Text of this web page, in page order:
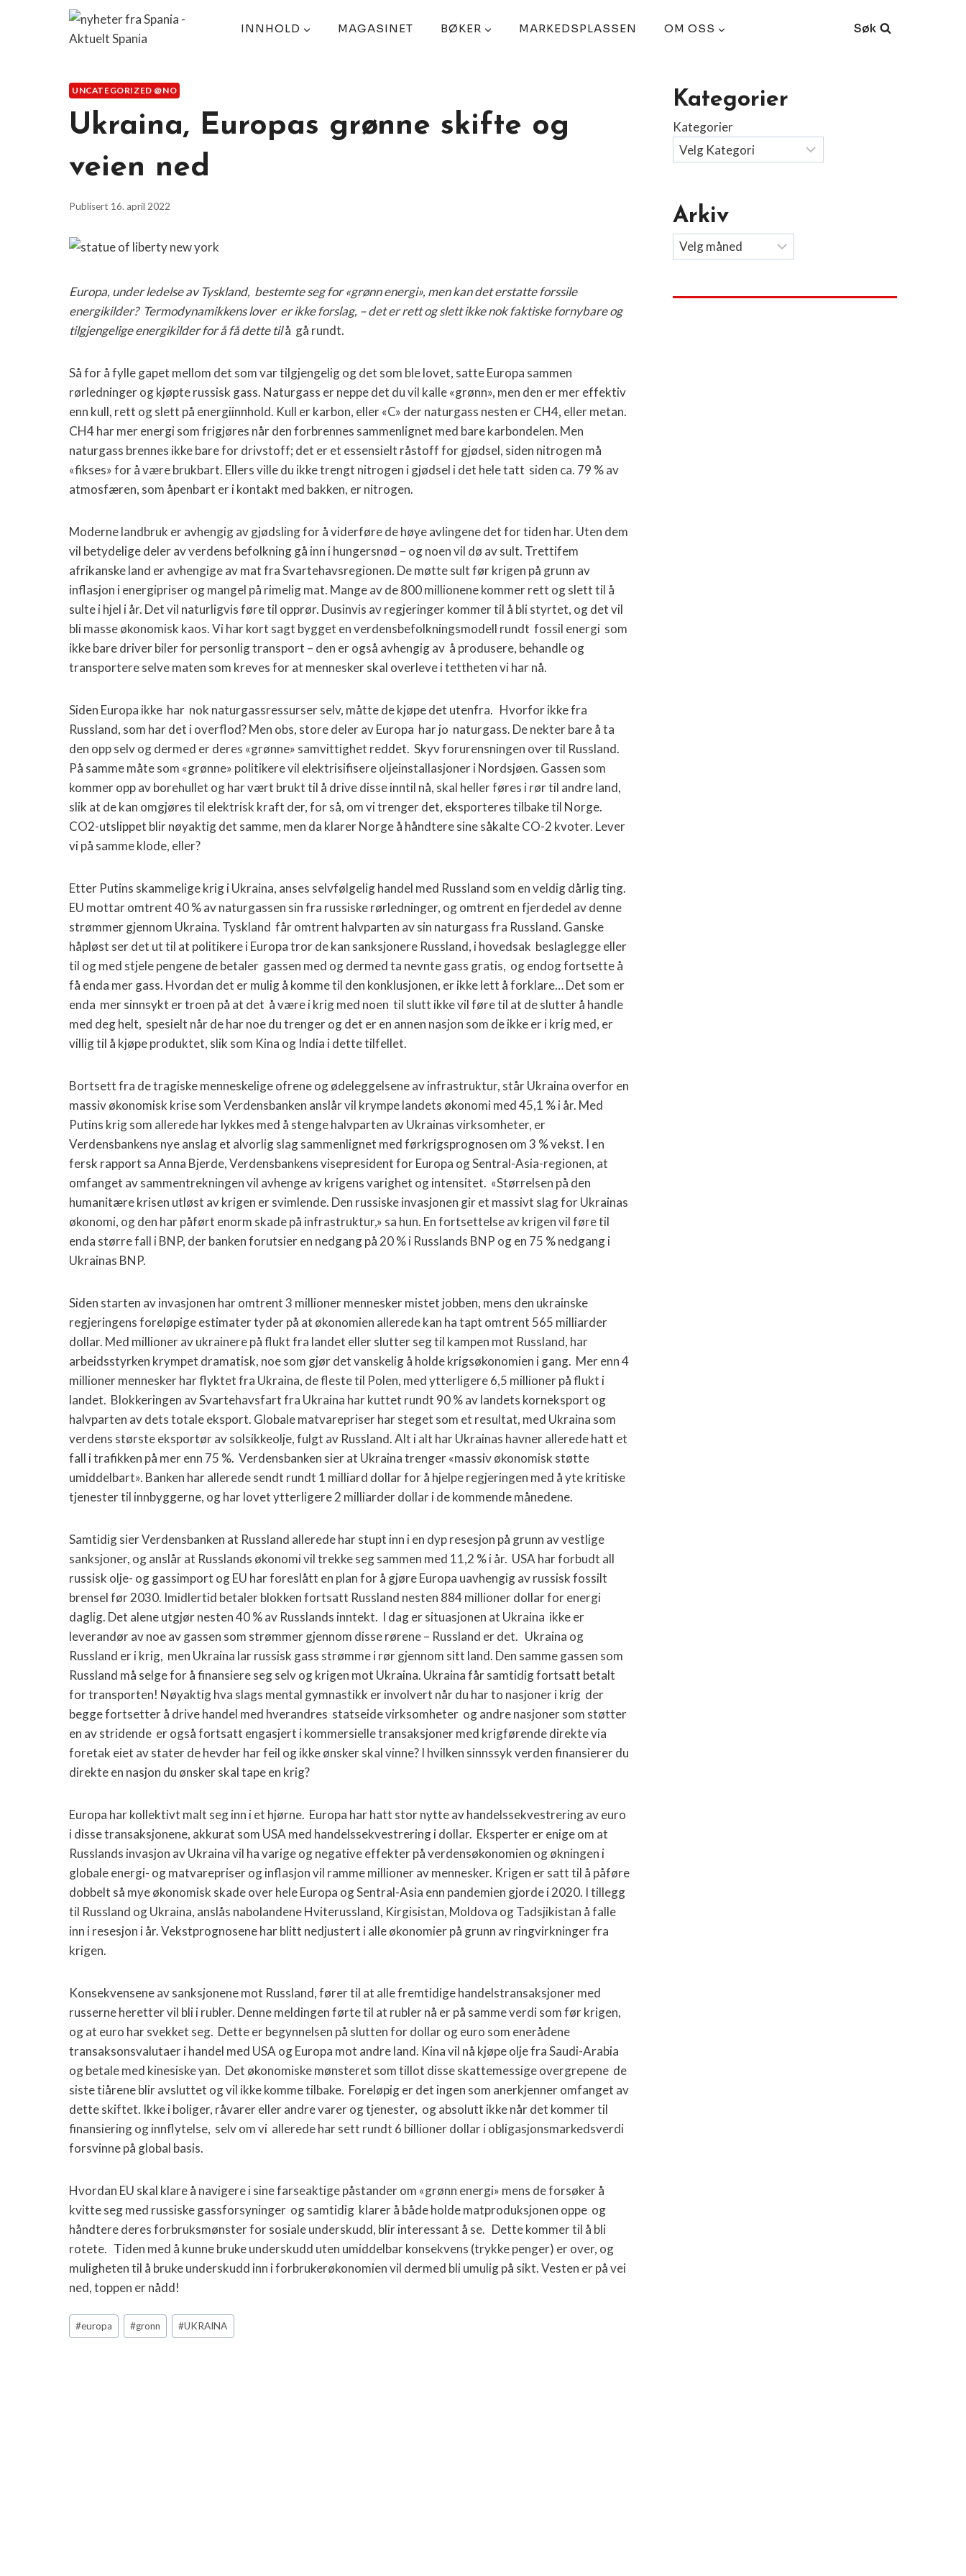
INNHOLD MAGASINET BØKER MARKEDSPLASSEN OM OSS Søk
UNCATEGORIZED @NO
Ukraina, Europas grønne skifte og
veien ned
Publisert 16. april 2022
Europa, under ledelse av Tyskland, bestemte seg for «grønn energi», men kan det erstatte forssile
energikilder? Termodynamikkens lover er ikke forslag, – det er rett og slett ikke nok faktiske fornybare og
tilgjengelige energikilder for å få dette tilå gå rundt.
Så for å fylle gapet mellom det som var tilgjengelig og det som ble lovet, satte Europa sammen
rørledninger og kjøpte russisk gass. Naturgass er neppe det du vil kalle «grønn», men den er mer effektiv
enn kull, rett og slett på energiinnhold. Kull er karbon, eller «C» der naturgass nesten er CH4, eller metan.
CH4 har mer energi som frigjøres når den forbrennes sammenlignet med bare karbondelen. Men
naturgass brennes ikke bare for drivstoff; det er et essensielt råstoff for gjødsel, siden nitrogen må
«fikses» for å være brukbart. Ellers ville du ikke trengt nitrogen i gjødsel i det hele tatt siden ca. 79 % av
atmosfæren, som åpenbart er i kontakt med bakken, er nitrogen.
Moderne landbruk er avhengig av gjødsling for å viderføre de høye avlingene det for tiden har. Uten dem
vil betydelige deler av verdens befolkning gå inn i hungersnød – og noen vil dø av sult. Trettifem
afrikanske land er avhengige av mat fra Svartehavsregionen. De møtte sult før krigen på grunn av
inflasjon i energipriser og mangel på rimelig mat. Mange av de 800 millionene kommer rett og slett til å
sulte i hjel i år. Det vil naturligvis føre til opprør. Dusinvis av regjeringer kommer til å bli styrtet, og det vil
bli masse økonomisk kaos. Vi har kort sagt bygget en verdensbefolkningsmodell rundt fossil energi som
ikke bare driver biler for personlig transport – den er også avhengig av å produsere, behandle og
transportere selve maten som kreves for at mennesker skal overleve i tettheten vi har nå.
Siden Europa ikke har nok naturgassressurser selv, måtte de kjøpe det utenfra. Hvorfor ikke fra
Russland, som har det i overflod? Men obs, store deler av Europa har jo naturgass. De nekter bare å ta
den opp selv og dermed er deres «grønne» samvittighet reddet. Skyv forurensningen over til Russland.
På samme måte som «grønne» politikere vil elektrisifisere oljeinstallasjoner i Nordsjøen. Gassen som
kommer opp av borehullet og har vært brukt til å drive disse inntil nå, skal heller føres i rør til andre land,
slik at de kan omgjøres til elektrisk kraft der, for så, om vi trenger det, eksporteres tilbake til Norge.
CO2-utslippet blir nøyaktig det samme, men da klarer Norge å håndtere sine såkalte CO-2 kvoter. Lever
vi på samme klode, eller?
Etter Putins skammelige krig i Ukraina, anses selvfølgelig handel med Russland som en veldig dårlig ting.
EU mottar omtrent 40 % av naturgassen sin fra russiske rørledninger, og omtrent en fjerdedel av denne
strømmer gjennom Ukraina. Tyskland får omtrent halvparten av sin naturgass fra Russland. Ganske
håpløst ser det ut til at politikere i Europa tror de kan sanksjonere Russland, i hovedsak beslaglegge eller
til og med stjele pengene de betaler gassen med og dermed ta nevnte gass gratis, og endog fortsette å
få enda mer gass. Hvordan det er mulig å komme til den konklusjonen, er ikke lett å forklare… Det som er
enda mer sinnsykt er troen på at det å være i krig med noen til slutt ikke vil føre til at de slutter å handle
med deg helt, spesielt når de har noe du trenger og det er en annen nasjon som de ikke er i krig med, er
villig til å kjøpe produktet, slik som Kina og India i dette tilfellet.
Bortsett fra de tragiske menneskelige ofrene og ødeleggelsene av infrastruktur, står Ukraina overfor en
massiv økonomisk krise som Verdensbanken anslår vil krympe landets økonomi med 45,1 % i år. Med
Putins krig som allerede har lykkes med å stenge halvparten av Ukrainas virksomheter, er
Verdensbankens nye anslag et alvorlig slag sammenlignet med førkrigsprognosen om 3 % vekst. I en
fersk rapport sa Anna Bjerde, Verdensbankens visepresident for Europa og Sentral-Asia-regionen, at
omfanget av sammentrekningen vil avhenge av krigens varighet og intensitet. «Størrelsen på den
humanitære krisen utløst av krigen er svimlende. Den russiske invasjonen gir et massivt slag for Ukrainas
økonomi, og den har påført enorm skade på infrastruktur,» sa hun. En fortsettelse av krigen vil føre til
enda større fall i BNP, der banken forutsier en nedgang på 20 % i Russlands BNP og en 75 % nedgang i
Ukrainas BNP.
Siden starten av invasjonen har omtrent 3 millioner mennesker mistet jobben, mens den ukrainske
regjeringens foreløpige estimater tyder på at økonomien allerede kan ha tapt omtrent 565 milliarder
dollar. Med millioner av ukrainere på flukt fra landet eller slutter seg til kampen mot Russland, har
arbeidsstyrken krympet dramatisk, noe som gjør det vanskelig å holde krigsøkonomien i gang. Mer enn 4
millioner mennesker har flyktet fra Ukraina, de fleste til Polen, med ytterligere 6,5 millioner på flukt i
landet. Blokkeringen av Svartehavsfart fra Ukraina har kuttet rundt 90 % av landets korneksport og
halvparten av dets totale eksport. Globale matvarepriser har steget som et resultat, med Ukraina som
verdens største eksportør av solsikkeolje, fulgt av Russland. Alt i alt har Ukrainas havner allerede hatt et
fall i trafikken på mer enn 75 %. Verdensbanken sier at Ukraina trenger «massiv økonomisk støtte
umiddelbart». Banken har allerede sendt rundt 1 milliard dollar for å hjelpe regjeringen med å yte kritiske
tjenester til innbyggerne, og har lovet ytterligere 2 milliarder dollar i de kommende månedene.
Samtidig sier Verdensbanken at Russland allerede har stupt inn i en dyp resesjon på grunn av vestlige
sanksjoner, og anslår at Russlands økonomi vil trekke seg sammen med 11,2 % i år. USA har forbudt all
russisk olje- og gassimport og EU har foreslått en plan for å gjøre Europa uavhengig av russisk fossilt
brensel før 2030. Imidlertid betaler blokken fortsatt Russland nesten 884 millioner dollar for energi
daglig. Det alene utgjør nesten 40 % av Russlands inntekt. I dag er situasjonen at Ukraina ikke er
leverandør av noe av gassen som strømmer gjennom disse rørene – Russland er det. Ukraina og
Russland er i krig, men Ukraina lar russisk gass strømme i rør gjennom sitt land. Den samme gassen som
Russland må selge for å finansiere seg selv og krigen mot Ukraina. Ukraina får samtidig fortsatt betalt
for transporten! Nøyaktig hva slags mental gymnastikk er involvert når du har to nasjoner i krig der
begge fortsetter å drive handel med hverandres statseide virksomheter og andre nasjoner som støtter
en av stridende er også fortsatt engasjert i kommersielle transaksjoner med krigførende direkte via
foretak eiet av stater de hevder har feil og ikke ønsker skal vinne? I hvilken sinnssyk verden finansierer du
direkte en nasjon du ønsker skal tape en krig?
Europa har kollektivt malt seg inn i et hjørne. Europa har hatt stor nytte av handelssekvestrering av euro
i disse transaksjonene, akkurat som USA med handelssekvestrering i dollar. Eksperter er enige om at
Russlands invasjon av Ukraina vil ha varige og negative effekter på verdensøkonomien og økningen i
globale energi- og matvarepriser og inflasjon vil ramme millioner av mennesker. Krigen er satt til å påføre
dobbelt så mye økonomisk skade over hele Europa og Sentral-Asia enn pandemien gjorde i 2020. I tillegg
til Russland og Ukraina, anslås nabolandene Hviterussland, Kirgisistan, Moldova og Tadsjikistan å falle
inn i resesjon i år. Vekstprognosene har blitt nedjustert i alle økonomier på grunn av ringvirkninger fra
krigen.
Konsekvensene av sanksjonene mot Russland, fører til at alle fremtidige handelstransaksjoner med
russerne heretter vil bli i rubler. Denne meldingen førte til at rubler nå er på samme verdi som før krigen,
og at euro har svekket seg. Dette er begynnelsen på slutten for dollar og euro som enerådene
transaksonsvalutaer i handel med USA og Europa mot andre land. Kina vil nå kjøpe olje fra Saudi-Arabia
og betale med kinesiske yan. Det økonomiske mønsteret som tillot disse skattemessige overgrepene de
siste tiårene blir avsluttet og vil ikke komme tilbake. Foreløpig er det ingen som anerkjenner omfanget av
dette skiftet. Ikke i boliger, råvarer eller andre varer og tjenester, og absolutt ikke når det kommer til
finansiering og innflytelse, selv om vi allerede har sett rundt 6 billioner dollar i obligasjonsmarkedsverdi
forsvinne på global basis.
Hvordan EU skal klare å navigere i sine farseaktige påstander om «grønn energi» mens de forsøker å
kvitte seg med russiske gassforsyninger og samtidig klarer å både holde matproduksjonen oppe og
håndtere deres forbruksmønster for sosiale underskudd, blir interessant å se. Dette kommer til å bli
rotete. Tiden med å kunne bruke underskudd uten umiddelbar konsekvens (trykke penger) er over, og
muligheten til å bruke underskudd inn i forbrukerøkonomien vil dermed bli umulig på sikt. Vesten er på vei
ned, toppen er nådd!
Post
Tags:
#europa #gronn #UKRAINA
Kategorier
Kategorier
Arkiv
Arkiv